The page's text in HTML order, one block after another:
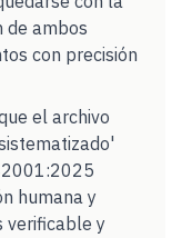
de ambos
con precisión
el archivo
humana y
verificable y